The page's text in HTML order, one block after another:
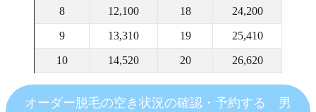
8 12,100 18 24,200
9 13,310 19 25,410
10 14,520 20 26,620
オーダー脱毛の空き状況の確認・予約する 男